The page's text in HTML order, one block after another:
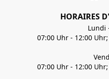
HORAIRES
Lundi
07:00 Uhr - 12:00
07:00 Uhr - 12:00